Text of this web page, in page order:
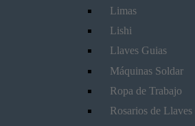
Limas
Lishi
Llaves Guias
Máquinas Soldar
Ropa de Trabajo
Rosarios de Llaves